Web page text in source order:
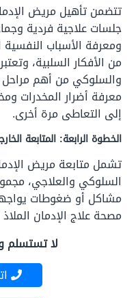
تتضمن تأهيل مريض
جلسات علاجية فردية
ومعرفة الأسباب
من الأفكار السلبية،
والسلوكي من أهم مراحل
معرفة أضرار المخدرات
إلى التعاطى مرة أخرى.
الخطوة الرابعة: المتابعة
تشمل متابعة مريض
السلوكي والعلاجي،
مشاكل أو ضغوطات
مصحة علاج الإدمان
لا تستسلم